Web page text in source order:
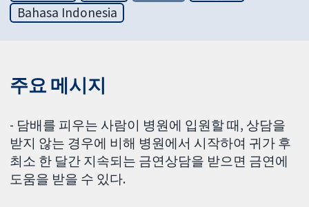
Bahasa Indonesia
주요 메시지
- 담배를 피우는 사람이 병원에 입원할 때, 상담을
받지 않는 경우에 비해 병원에서 시작하여 귀가 후
최소 한 달간 지속되는 금연상담을 받으면 금연에
도움을 받을 수 있다.